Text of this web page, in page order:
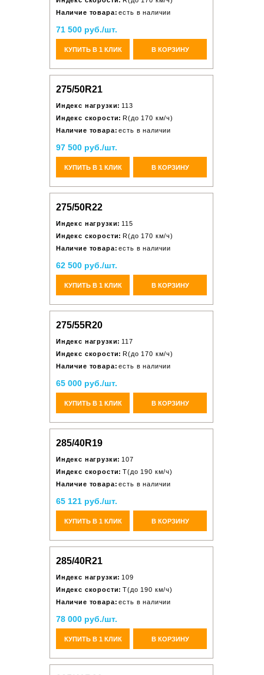
Наличие товара: есть в наличии
71 500 руб./шт.
КУПИТЬ В 1 КЛИК В КОРЗИНУ
275/50R21
Индекс нагрузки: 113
Индекс скорости: R(до 170 км/ч)
Наличие товара: есть в наличии
97 500 руб./шт.
КУПИТЬ В 1 КЛИК В КОРЗИНУ
275/50R22
Индекс нагрузки: 115
Индекс скорости: R(до 170 км/ч)
Наличие товара: есть в наличии
62 500 руб./шт.
КУПИТЬ В 1 КЛИК В КОРЗИНУ
275/55R20
Индекс нагрузки: 117
Индекс скорости: R(до 170 км/ч)
Наличие товара: есть в наличии
65 000 руб./шт.
КУПИТЬ В 1 КЛИК В КОРЗИНУ
285/40R19
Индекс нагрузки: 107
Индекс скорости: T(до 190 км/ч)
Наличие товара: есть в наличии
65 121 руб./шт.
КУПИТЬ В 1 КЛИК В КОРЗИНУ
285/40R21
Индекс нагрузки: 109
Индекс скорости: T(до 190 км/ч)
Наличие товара: есть в наличии
78 000 руб./шт.
КУПИТЬ В 1 КЛИК В КОРЗИНУ